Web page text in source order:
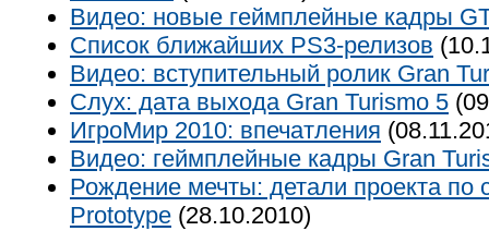
Видео: новые геймплейные кадры
Список ближайших PS3-релизов
Видео: вступительный ролик Gran
Слух: дата выхода Gran Turismo 5
ИгроМир 2010: впечатления
Видео: геймплейные кадры Gran
Рождение мечты: детали проекта по
Prototype (28.10.2010)